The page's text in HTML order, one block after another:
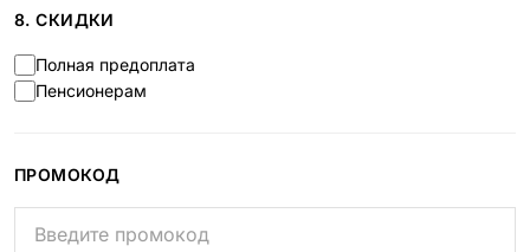
8. СКИДКИ
Полная предоплата
Пенсионерам
ПРОМОКОД